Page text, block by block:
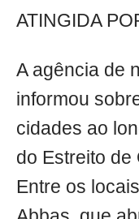
ATINGIDA
A agência de
informou
cidades ao
do Estreito de
Entre os